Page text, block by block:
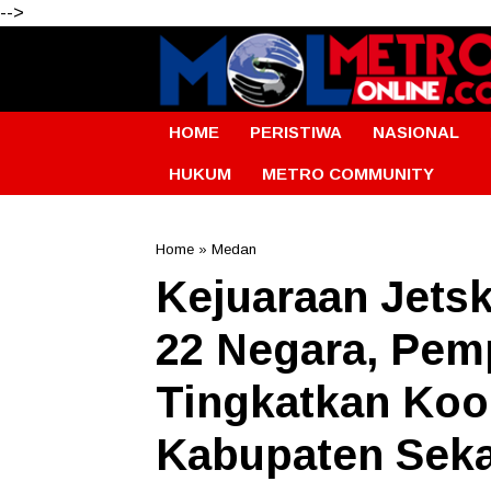
-->
HOME PERISTIWA NASIONAL
HUKUM METRO COMMUNITY
Home » Medan
Kejuaraan
22 Negara,
Tingkatkan
Kabupaten